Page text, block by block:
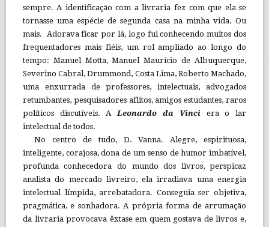
sempre. A identificação com a livraria fez com que ela se
tornasse uma espécie de segunda casa na minha vida. Ou
mais. Adorava ficar por lá, logo fui conhecendo muitos dos
frequentadores mais fiéis, um rol ampliado ao longo do
tempo: Manuel Motta, Manuel Maurício de Albuquerque,
Severino Cabral, Drummond, Costa Lima, Roberto Machado,
uma enxurrada de professores, intelectuais, advogados
retumbantes, pesquisadores aflitos, amigos estudantes, raros
políticos discutíveis. ALeonardo da Vinciera o lar
intelectual de todos.
No centro de tudo, D. Vanna. Alegre, espirituosa,
inteligente, corajosa, dona de um senso de humor imbatível,
profunda conhecedora do mundo dos livros, perspicaz
analista do mercado livreiro, ela irradiava uma energia
intelectual límpida, arrebatadora. Conseguia ser objetiva,
pragmática, e sonhadora. A própria forma de arrumação
da livraria provocava êxtase em quem gostava de livros e,